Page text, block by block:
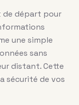
de départ pour
une simple
sans
distant. Cette
sécurité de vos